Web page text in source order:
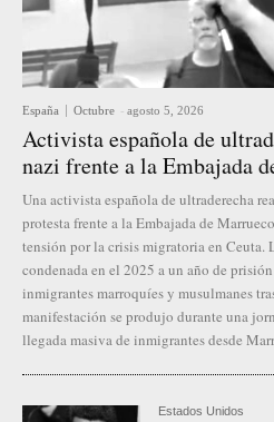
España Octubre - agosto 5, 2026
Activista española de
nazi frente a la Embajada
Una activista española de ultraderecha
protesta frente a la Embajada de
tensión por la crisis migratoria en Ceuta.
condenada en el 2025 a un año de
inmigrantes marroquíes y musulmanes
manifestación se produjo durante una
llegada masiva de inmigrantes desde
Estados Unidos